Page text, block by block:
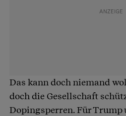
Das kann doch niemand
doch die Gesellschaft
Dopingsperren. Für Trump